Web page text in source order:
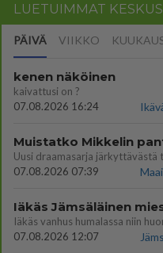
LUETUIMMAT
PÄIVÄ VIIKKO
kenen näköinen
kaivattusi on ?
07.08.2026 16:24
Muistatko Mikkelin
07.08.2026 07:39
07.08.2026 12:07